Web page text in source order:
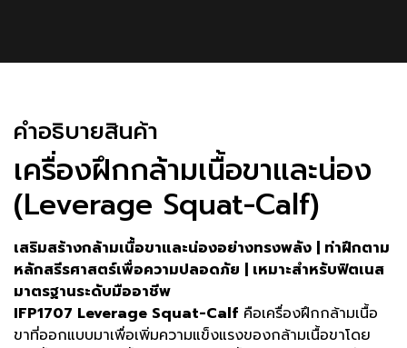
คําอธิบายสินค้า
เครื่องฝึกกล้ามเนื้อขาและน่อง
(Leverage Squat-Calf)
เสริมสร้างกล้ามเนื้อขาและน่องอย่างทรงพลัง | ท่าฝึกตาม
หลักสรีรศาสตร์เพื่อความปลอดภัย | เหมาะสำหรับฟิตเนส
มาตรฐานระดับมืออาชีพ
IFP1707 Leverage Squat-Calf คือเครื่องฝึกกล้ามเนื้อ
ขาที่ออกแบบมาเพื่อเพิ่มความแข็งแรงของกล้ามเนื้อขาโดย